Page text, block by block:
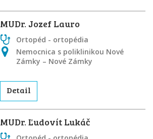
MUDr. Jozef Lauro
Ortopéd - ortopédia
Nemocnica s poliklinikou Nové
Zámky – Nové Zámky
Detail
MUDr. Ľudovít Lukáč